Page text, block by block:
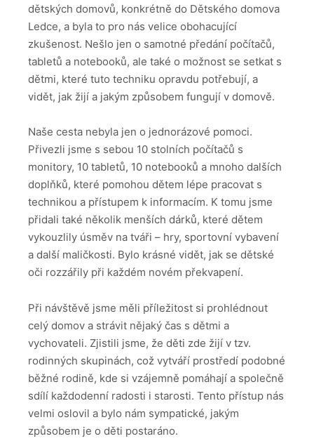
dětských domovů, konkrétně do Dětského domova
Ledce, a byla to pro nás velice obohacující
zkušenost. Nešlo jen o samotné předání počítačů,
tabletů a notebooků, ale také o možnost se setkat s
dětmi, které tuto techniku opravdu potřebují, a
vidět, jak žijí a jakým způsobem fungují v domově.
Naše cesta nebyla jen o jednorázové pomoci.
Přivezli jsme s sebou 10 stolních počítačů s
monitory, 10 tabletů, 10 notebooků a mnoho dalších
doplňků, které pomohou dětem lépe pracovat s
technikou a přístupem k informacím. K tomu jsme
přidali také několik menších dárků, které dětem
vykouzlily úsměv na tváři – hry, sportovní vybavení
a další maličkosti. Bylo krásné vidět, jak se dětské
oči rozzářily při každém novém překvapení.
Při návštěvě jsme měli příležitost si prohlédnout
celý domov a strávit nějaký čas s dětmi a
vychovateli. Zjistili jsme, že děti zde žijí v tzv.
rodinných skupinách, což vytváří prostředí podobné
běžné rodině, kde si vzájemně pomáhají a společně
sdílí každodenní radosti i starosti. Tento přístup nás
velmi oslovil a bylo nám sympatické, jakým
způsobem je o děti postaráno.